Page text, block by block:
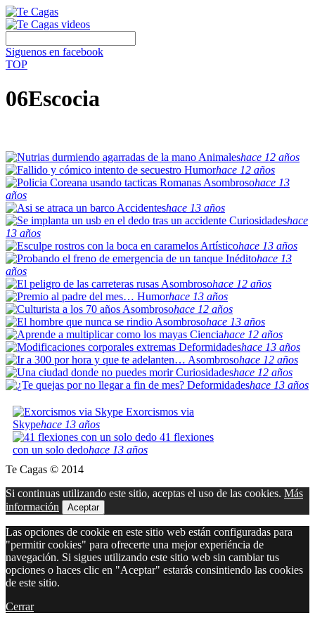
Siguenos en facebook
TOP
06Escocia
Animaleshace 12 años
Humorhace 12 años
Asombrosohace 13
años
Accidenteshace 13 años
Curiosidadeshace
13 años
Artísticohace 13 años
Inéditohace 13
años
Asombrosohace 12 años
Humorhace 13 años
Asombrosohace 12 años
Asombrosohace 13 años
Cienciahace 12 años
Deformidadeshace 13 años
Asombrosohace 12 años
Curiosidadeshace 12 años
Deformidadeshace 13 años
Exorcismos via
Skypehace 13 años
41 flexiones
con un solo dedohace 13 años
Te Cagas © 2014
Si continuas utilizando este sitio, aceptas el uso de las cookies. Más
información
Aceptar
Las opciones de cookie en este sitio web están configuradas para
"permitir cookies" para ofrecerte una mejor experiéncia de
navegación. Si sigues utilizando este sitio web sin cambiar tus
opciones o haces clic en "Aceptar" estarás consintiendo las cookies
de este sitio.
Cerrar